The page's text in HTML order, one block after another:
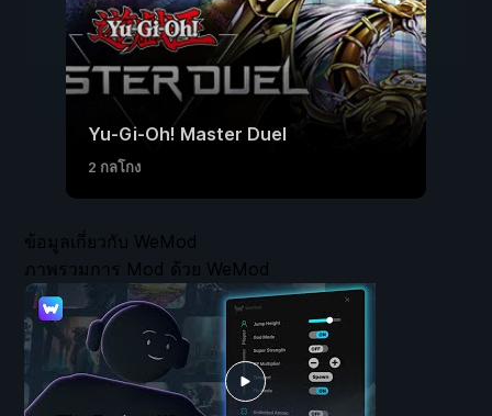
Yu-Gi-Oh! Master Duel
2 กลโกง
ข้อมูลเกี่ยวกับ WeMod
ภาพรวมการ Mod ด้วย WeMod